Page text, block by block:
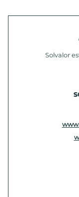
Solvalor